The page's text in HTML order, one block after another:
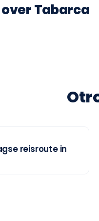
Tabarca
reisroute in